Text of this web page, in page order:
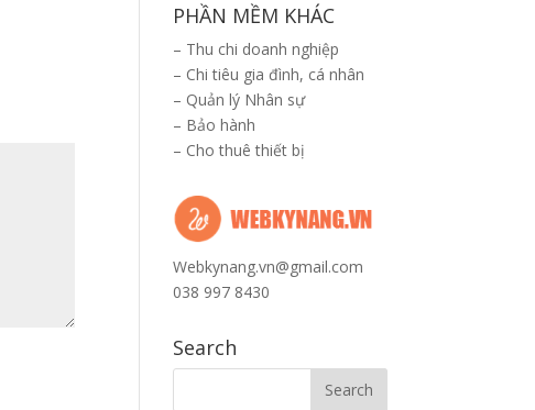
PHẦN MỀM KHÁC
– Thu chi doanh nghiệp
– Chi tiêu gia đình, cá nhân
– Quản lý Nhân sự
– Bảo hành
– Cho thuê thiết bị
Webkynang.vn@gmail.com
038 997 8430
Search